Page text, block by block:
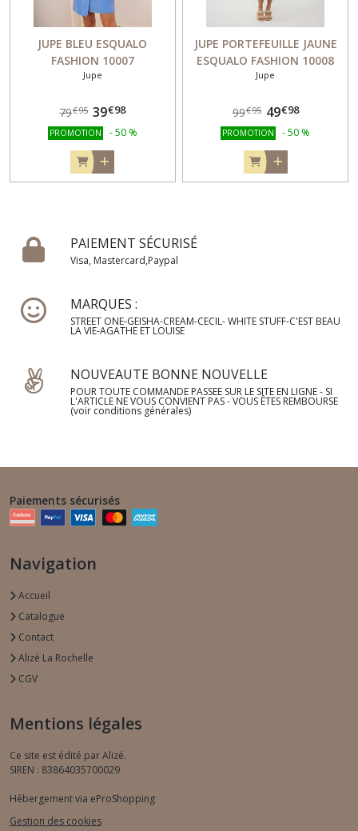
JUPE BLEU ESQUALO
FASHION 10007
Jupe
79€95 39€98
PROMOTION -50 %
JUPE PORTEFEUILLE JAUNE
ESQUALO FASHION 10008
Jupe
99€95 49€98
PROMOTION -50 %
PAIEMENT SÉCURISÉ
Visa, Mastercard,Paypal
MARQUES :
STREET ONE-GEISHA-CREAM-CECIL- WHITE STUFF-C'EST BEAU
LA VIE-AGATHE ET LOUISE
NOUVEAUTE BONNE NOUVELLE
POUR TOUTE COMMANDE PASSEE SUR LE SITE EN LIGNE - SI
L'ARTICLE NE VOUS CONVIENT PAS - VOUS ÊTES REMBOURSE
(voir conditions générales)
Paiements sécurisés
Navigation
Accueil
Catalogue
Contact
Alizé La Rochelle
CGV
Mentions légales
Ce site est édité par Alizé.
SIREN : 83864035700029
Hébergement via eProShopping
Gestion des cookies